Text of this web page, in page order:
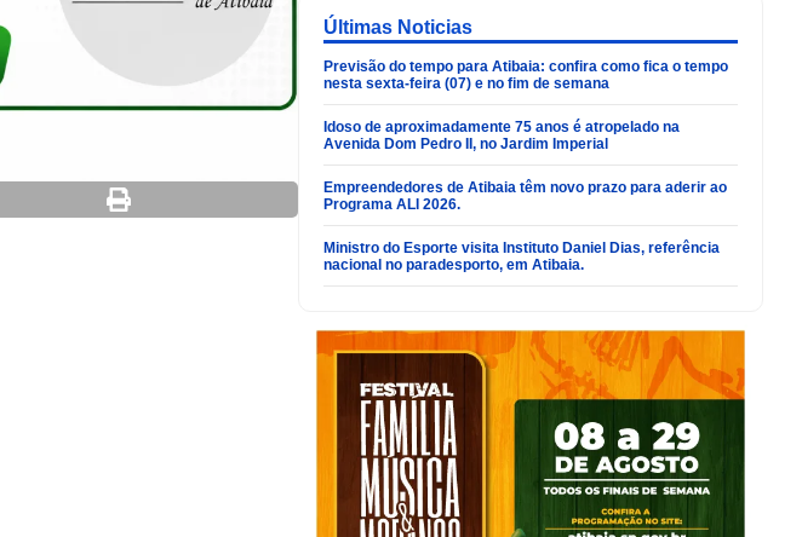
Últimas Noticias
Previsão do tempo para Atibaia: confira como fica o tempo
nesta sexta-feira (07) e no fim de semana
Idoso de aproximadamente 75 anos é atropelado na
Avenida Dom Pedro II, no Jardim Imperial
Empreendedores de Atibaia têm novo prazo para aderir ao
Programa ALI 2026.
Ministro do Esporte visita Instituto Daniel Dias, referência
nacional no paradesporto, em Atibaia.